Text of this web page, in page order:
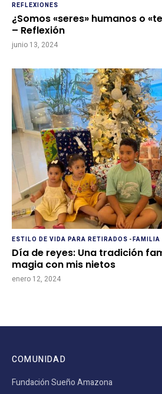
REFLEXIONES
¿Somos «seres» humanos o
– Reflexión
junio 13, 2024
ESTILO DE VIDA PARA RETIRADOS -FAMILIA
Día de reyes: Una tradición
magia con mis nietos
enero 12, 2024
COMUNIDAD
Fundación Sueño Amazona